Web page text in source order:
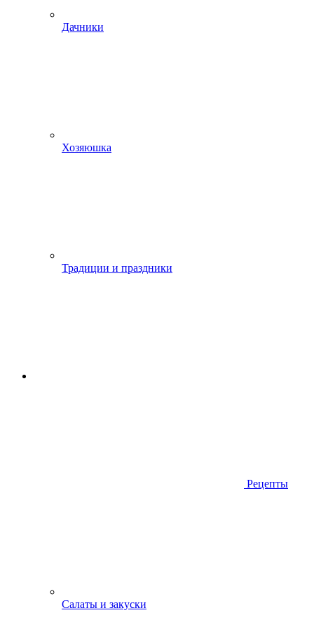
Дачники
Хозяюшка
Традиции и праздники
Рецепты
Салаты и закуски